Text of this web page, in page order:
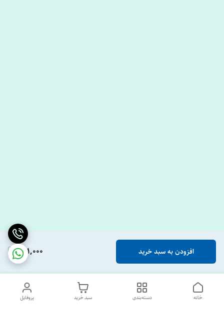
981,000 افزودن به سبد خرید
پروفایل سبد خرید دسته‌بندی خانه